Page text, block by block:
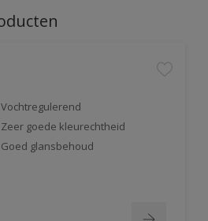
Vochtregulerend
Zeer goede kleurechtheid
Goed glansbehoud